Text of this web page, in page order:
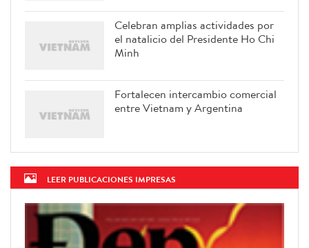
Celebran amplias actividades por
el natalicio del Presidente Ho Chi
Minh
Fortalecen intercambio comercial
entre Vietnam y Argentina
LEER PUBLICACIONES IMPRESAS